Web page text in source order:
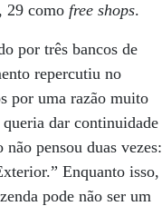
29 como free shops.
por três bancos de
repercutiu no
por uma razão muito
dar continuidade
pensou duas vezes:
Enquanto isso,
pode não ser um